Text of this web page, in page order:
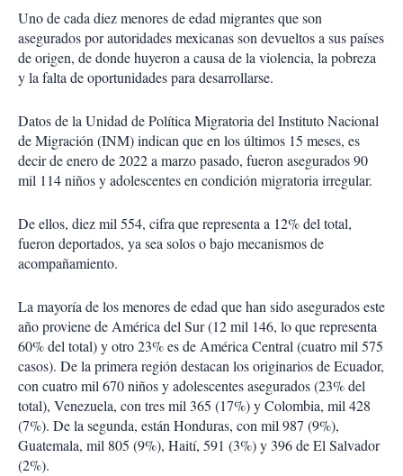
Uno de cada diez menores de edad migrantes que son
asegurados por autoridades mexicanas son devueltos a sus países
de origen, de donde huyeron a causa de la violencia, la pobreza
y la falta de oportunidades para desarrollarse.
Datos de la Unidad de Política Migratoria del Instituto Nacional
de Migración (INM) indican que en los últimos 15 meses, es
decir de enero de 2022 a marzo pasado, fueron asegurados 90
mil 114 niños y adolescentes en condición migratoria irregular.
De ellos, diez mil 554, cifra que representa a 12% del total,
fueron deportados, ya sea solos o bajo mecanismos de
acompañamiento.
La mayoría de los menores de edad que han sido asegurados este
año proviene de América del Sur (12 mil 146, lo que representa
60% del total) y otro 23% es de América Central (cuatro mil 575
casos). De la primera región destacan los originarios de Ecuador,
con cuatro mil 670 niños y adolescentes asegurados (23% del
total), Venezuela, con tres mil 365 (17%) y Colombia, mil 428
(7%). De la segunda, están Honduras, con mil 987 (9%),
Guatemala, mil 805 (9%), Haití, 591 (3%) y 396 de El Salvador
(2%).